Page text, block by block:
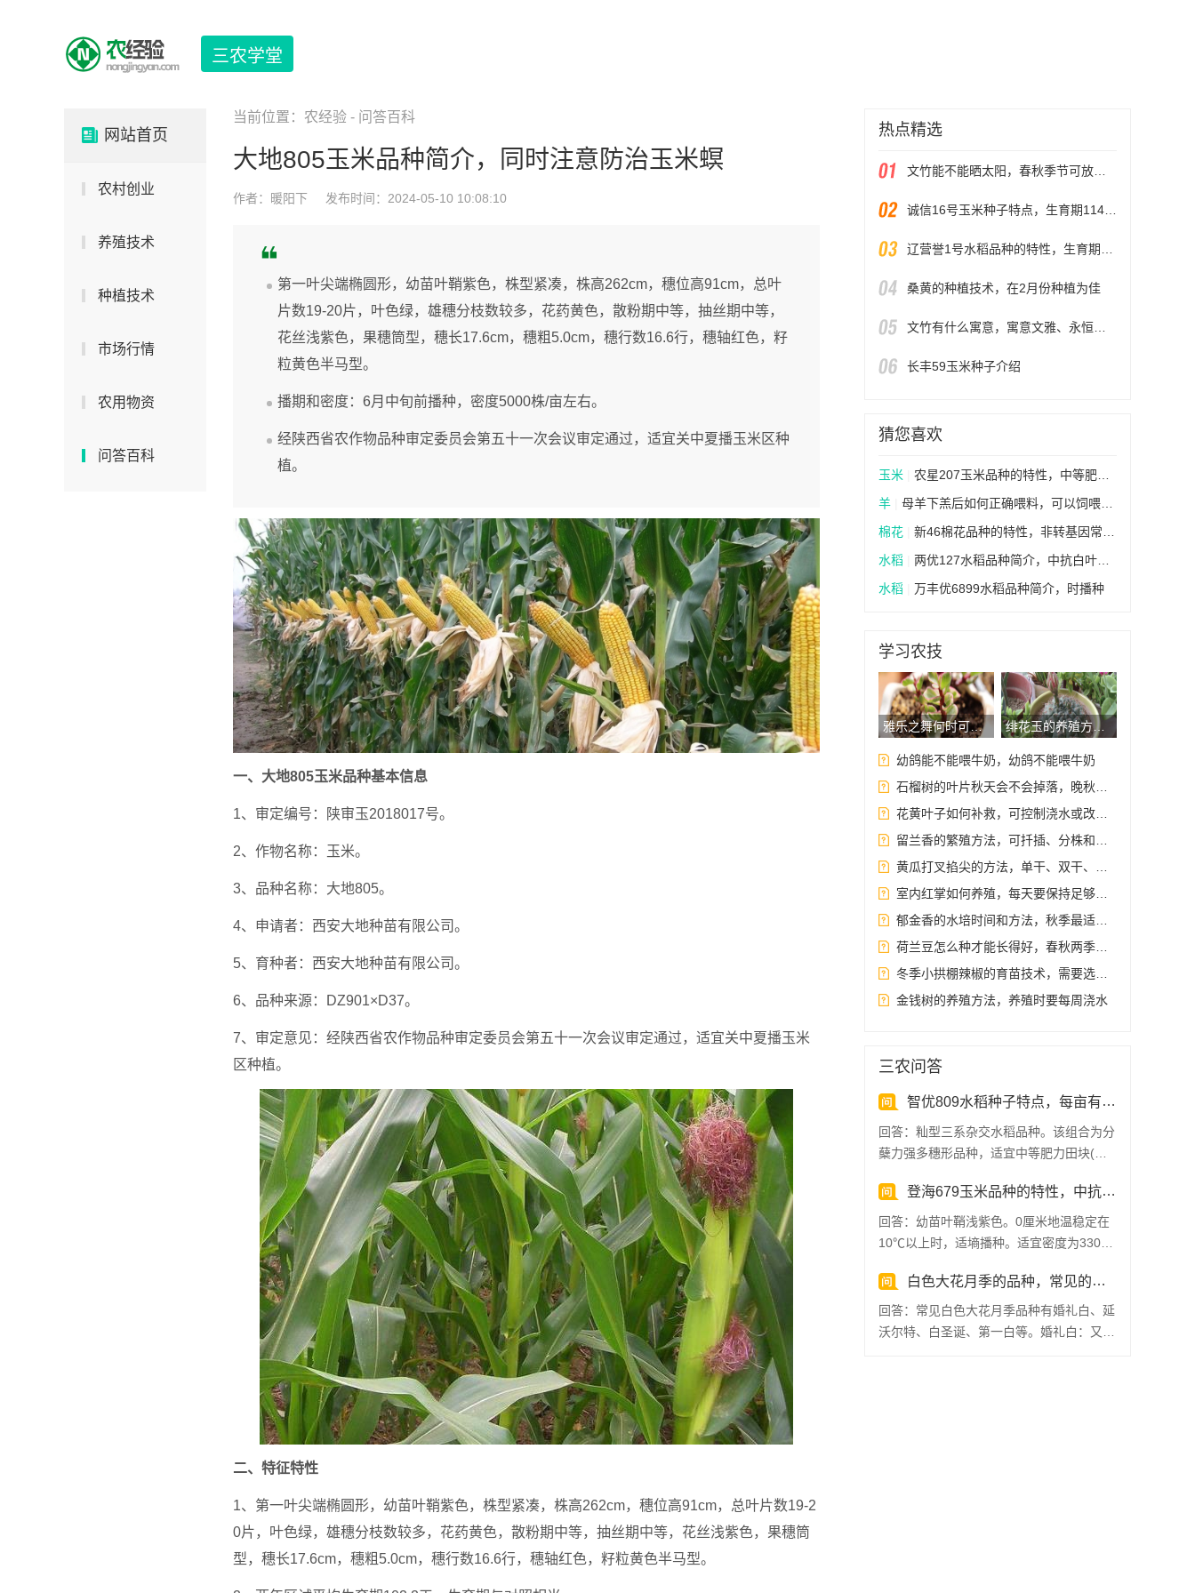
三农学堂
网站首页
农村创业
养殖技术
种植技术
市场行情
农用物资
问答百科
当前位置： 农经验 - 问答百科
大地805玉米品种简介，同时注意防治玉米螟
作者：暖阳下 发布时间：2024-05-10 10:08:10
第一叶尖端椭圆形，幼苗叶鞘紫色，株型紧凑，株高262cm，穗位高91cm，总叶
片数19-20片，叶色绿，雄穗分枝数较多，花药黄色，散粉期中等，抽丝期中等，
花丝浅紫色，果穗筒型，穗长17.6cm，穗粗5.0cm，穗行数16.6行，穗轴红色，籽
粒黄色半马型。
播期和密度：6月中旬前播种，密度5000株/亩左右。
经陕西省农作物品种审定委员会第五十一次会议审定通过，适宜关中夏播玉米区种
植。
一、大地805玉米品种基本信息
1、审定编号：陕审玉2018017号。
2、作物名称：玉米。
3、品种名称：大地805。
4、申请者：西安大地种苗有限公司。
5、育种者：西安大地种苗有限公司。
6、品种来源：DZ901×D37。
7、审定意见：经陕西省农作物品种审定委员会第五十一次会议审定通过，适宜关中夏播玉米
区种植。
二、特征特性
1、第一叶尖端椭圆形，幼苗叶鞘紫色，株型紧凑，株高262cm，穗位高91cm，总叶片数19-2
0片，叶色绿，雄穗分枝数较多，花药黄色，散粉期中等，抽丝期中等，花丝浅紫色，果穗筒
型，穗长17.6cm，穗粗5.0cm，穗行数16.6行，穗轴红色，籽粒黄色半马型。
热点精选
桑黄的种植技术，在2月份种植为佳
长丰59玉米种子介绍
猜您喜欢
玉米
农星207玉米品种的特性，中等肥力以上地块种植
羊
母羊下羔后如何正确喂料，可以饲喂青绿多汁、利于消化的饲料
棉花
新46棉花品种的特性，非转基因常规品种
水稻
两优127水稻品种简介，中抗白叶枯病（病指28.3）
水稻
万丰优6899水稻品种简介，时播种
学习农技
雅乐之舞何时可以修剪，一般选择在春季进行 绯花玉的养殖方法，适宜生长在光照充足的环境中
幼鸽能不能喂牛奶，幼鸽不能喂牛奶
金钱树的养殖方法，养殖时要每周浇水
三农问答
智优809水稻种子特点，每亩有效穗数18.1万
回答：籼型三系杂交水稻品种。该组合为分
蘖力强多穗形品种，适宜中等肥力田块(区
登海679玉米品种的特性，中抗大斑病
回答：幼苗叶鞘浅紫色。0厘米地温稳定在
10℃以上时，适墒播种。适宜密度为3300
白色大花月季的品种，常见的有延沃尔特、白圣诞、婚礼白等
回答：常见白色大花月季品种有婚礼白、延
沃尔特、白圣诞、第一白等。婚礼白：又名